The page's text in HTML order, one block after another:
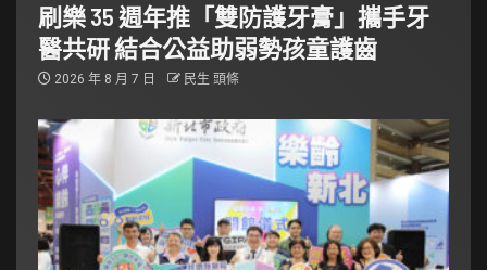
刷樂 35 週年推「雙防護牙膏」攜手牙
醫共研 結合公益助弱勢孩童護齒
2026 年 8 月 7 日 民生 頭條